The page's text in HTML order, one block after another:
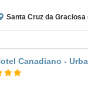
Santa Cruz da Graciosa
Canadiano -